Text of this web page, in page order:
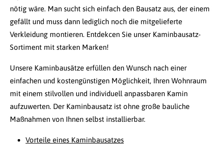
nötig wäre. Man sucht sich einfach den Bausatz aus, der einem
gefällt und muss dann lediglich noch die mitgelieferte
Verkleidung montieren. Entdekcen Sie unser Kaminbausatz-
Sortiment mit starken Marken!
Unsere Kaminbausätze erfüllen den Wunsch nach einer
einfachen und kostengünstigen Möglichkeit, Ihren Wohnraum
mit einem stilvollen und individuell anpassbaren Kamin
aufzuwerten. Der Kaminbausatz ist ohne große bauliche
Maßnahmen von Ihnen selbst installierbar.
Vorteile eines Kaminbausatzes